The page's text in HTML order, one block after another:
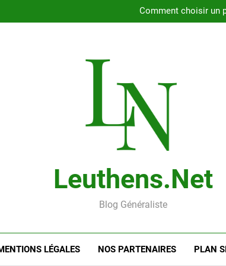
Comment choisir un
Leuthens.net
Blog Généraliste
LÉGALES NOS PARTENAIRES PLAN